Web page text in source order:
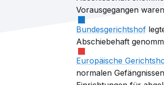
Vorausgegangen
Bundesgerichtshof
Abschiebehaft
Europäische
normalen